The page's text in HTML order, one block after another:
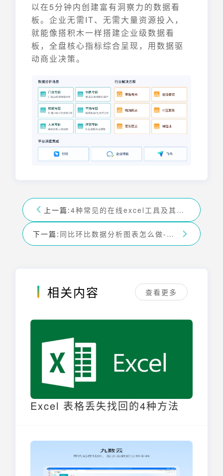
以在5分钟内创建富有洞察力的数据看
板。企业无需IT、无需大量资源投入，
就能像搭积木一样搭建企业级数据看
板，全盘核心指标综合呈现，用数据驱
动商业决策。
上一篇: 4种常见的在线excel工具及其作用-九数云BI
下一篇: 同比环比数据分析图表怎么做-九数云BI
相关内容 查看更多
Excel 表格丢失找回的4种方法